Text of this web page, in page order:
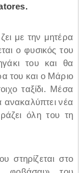
με την μητέρα
ο φυσικός του
του και θα
του και ο Μάριο
ταξίδι. Μέσα
ανακαλύπτει νέα
όλη του τη
στηρίζεται στο